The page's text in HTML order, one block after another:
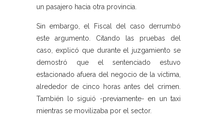
un pasajero hacia otra provincia.
Sin embargo, el Fiscal del caso derrumbó
este argumento. Citando las pruebas del
caso, explicó que durante el juzgamiento se
demostró que el sentenciado estuvo
estacionado afuera del negocio de la víctima,
alrededor de cinco horas antes del crimen.
También lo siguió -previamente- en un taxi
mientras se movilizaba por el sector.